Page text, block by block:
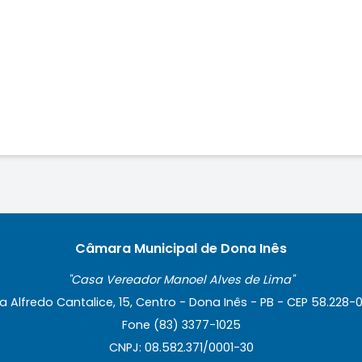
Câmara Municipal de Dona Inês
"Casa Vereador Manoel Alves de Lima"
Alfredo Cantalice, 15, Centro - Dona Inês - PB - CEP 58.228-
Fone (83) 3377-1025
CNPJ: 08.582.371/0001-30